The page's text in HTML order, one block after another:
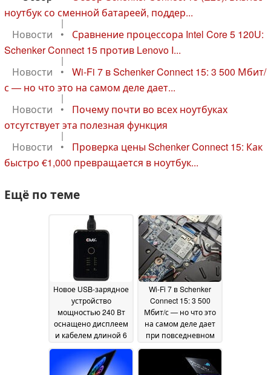
ноутбук со сменной батареей, поддер...
|
Новости
•
Сравнение процессора Intel Core 5 120U:
Schenker Connect 15 против Lenovo I...
|
Новости
•
Wi-Fi 7 в Schenker Connect 15: 3 500 Мбит/
с — но что это на самом деле дает...
|
Новости
•
Почему почти во всех ноутбуках
отсутствует эта полезная функция
|
Новости
•
Проверка цены Schenker Connect 15: Как
быстро €1,000 превращается в ноутбук...
Ещё по теме
Новое USB-зарядное
устройство
мощностью 240 Вт
оснащено дисплеем
и кабелем длиной 6
20 July 2026
Wi-Fi 7 в Schenker
Connect 15: 3 500
Мбит/с — но что это
на самом деле дает
при повседневном
24 June 2026